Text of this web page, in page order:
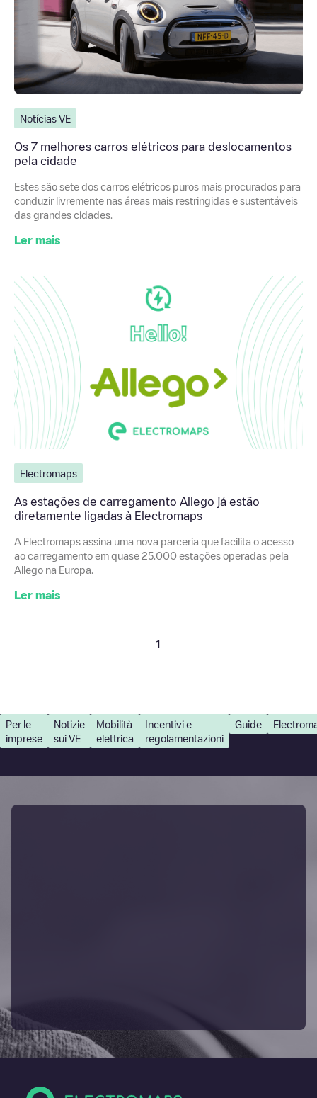
Notícias VE
Os 7 melhores carros elétricos para deslocamentos
pela cidade
Estes são sete dos carros elétricos puros mais procurados para
conduzir livremente nas áreas mais restringidas e sustentáveis
das grandes cidades.
Ler mais
Electromaps
As estações de carregamento Allego já estão
diretamente ligadas à Electromaps
A Electromaps assina uma nova parceria que facilita o acesso
ao carregamento em quase 25.000 estações operadas pela
Allego na Europa.
Ler mais
1
Per le
imprese
Notizie
sui VE
Mobilità
elettrica
Incentivi e
regolamentazioni
Guide